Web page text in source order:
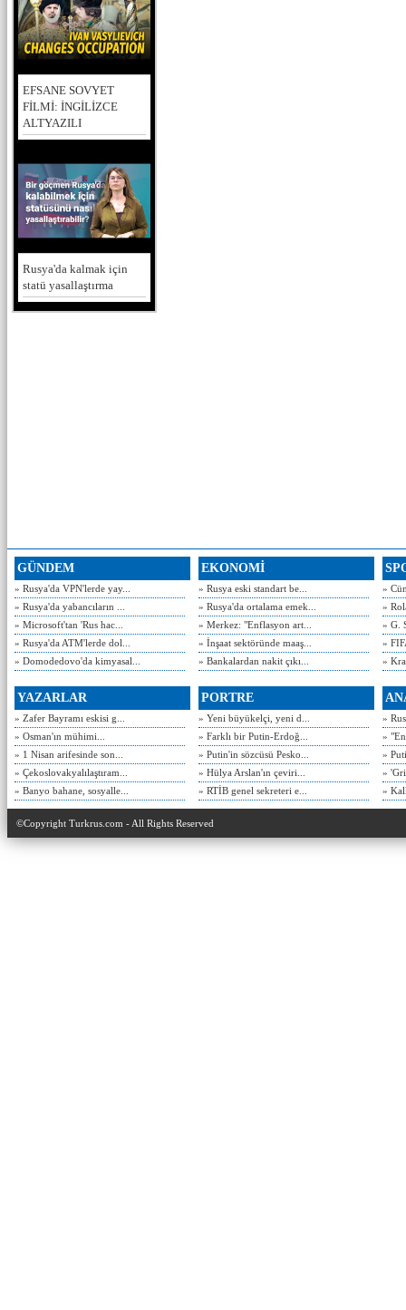
EFSANE SOVYET
FİLMİ: İNGİLİZCE
ALTYAZILI
Rusya'da kalmak için
statü yasallaştırma
GÜNDEM
» Rusya'da VPN'lerde yay...
» Rusya'da yabancıların ...
» Microsoft'tan 'Rus hac...
» Rusya'da ATM'lerde dol...
» Domodedovo'da kimyasal...
EKONOMİ
» Rusya eski standart be...
» Rusya'da ortalama emek...
» Merkez: "Enflasyon art...
» İnşaat sektöründe maaş...
» Bankalardan nakit çıkı...
»
»
» G.
»
»
YAZARLAR
» Zafer Bayramı eskisi g...
» Osman'ın mühimi...
» 1 Nisan arifesinde son...
» Çekoslovakyalılaştıram...
» Banyo bahane, sosyalle...
PORTRE
» Yeni büyükelçi, yeni d...
» Farklı bir Putin-Erdoğ...
» Putin'in sözcüsü Pesko...
» Hülya Arslan'ın çeviri...
» RTİB genel sekreteri e...
»
»
»
»
»
©Copyright Turkrus.com - All Rights Reserved